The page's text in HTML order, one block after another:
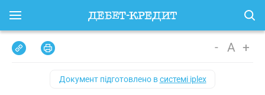
- A +
Документ підготовлено всистемі iplex